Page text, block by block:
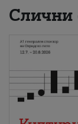
Слични